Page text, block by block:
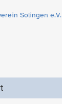
Solingen e.V.